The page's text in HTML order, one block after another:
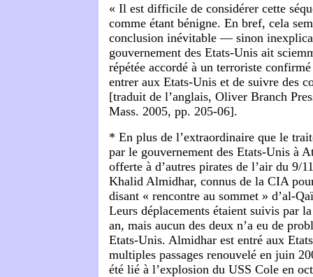
« Il est difficile de considérer cette
comme étant bénigne. En bref, cela
conclusion inévitable — sinon
gouvernement des Etats-Unis ait
répétée accordé à un terroriste
entrer aux Etats-Unis et de suivre des
[traduit de l’anglais, Oliver Branch
Mass. 2005, pp. 205-06].
* En plus de l’extraordinaire que le
par le gouvernement des Etats-Unis à
offerte à d’autres pirates de l’air du 9/
Khalid Almidhar, connus de la CIA
disant « rencontre au sommet » d’al-
Leurs déplacements étaient suivis par
an, mais aucun des deux n’a eu de
Etats-Unis. Almidhar est entré aux
multiples passages renouvelé en juin
été lié à l’explosion du USS Cole en